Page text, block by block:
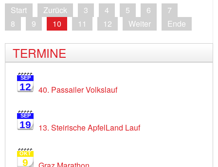
Start
Zurück 3 4 5 6
7
8
9 10 11 12 Weiter Ende
TERMINE
SEP
12 40. Passailer Volkslauf
SEP
19 13. Steirische ApfelLand Lauf
OKT
9